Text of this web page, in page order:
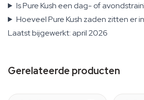
Is Pure Kush een dag- of
Hoeveel Pure Kush zaden zitten er
Laatst bijgewerkt: april 2026
Gerelateerde producten